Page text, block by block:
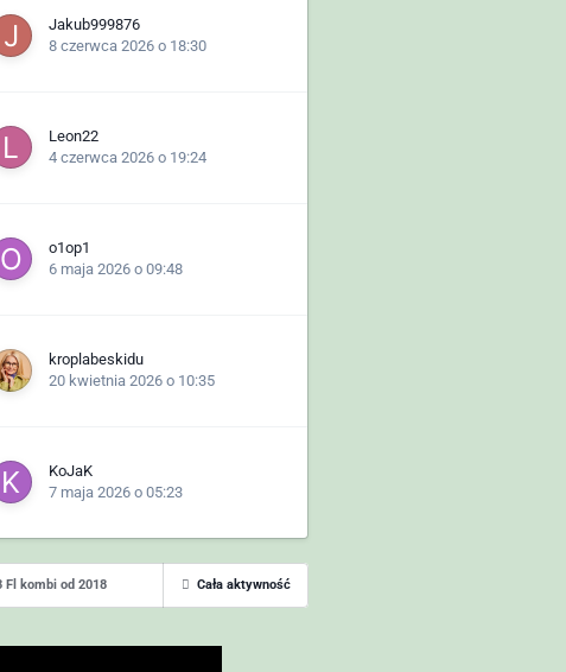
Jakub999876
8 czerwca 2026 o 18:30
Leon22
4 czerwca 2026 o 19:24
o1op1
6 maja 2026 o 09:48
kroplabeskidu
20 kwietnia 2026 o 10:35
KoJaK
7 maja 2026 o 05:23
Cała aktywność
Fl kombi od 2018